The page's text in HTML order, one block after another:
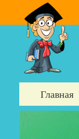
Главная